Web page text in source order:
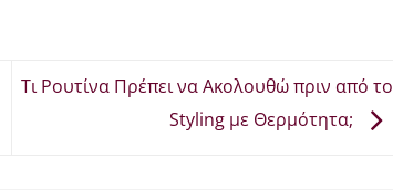
Τι Ρουτίνα Πρέπει να Ακολουθώ πριν από το
Styling με Θερμότητα;